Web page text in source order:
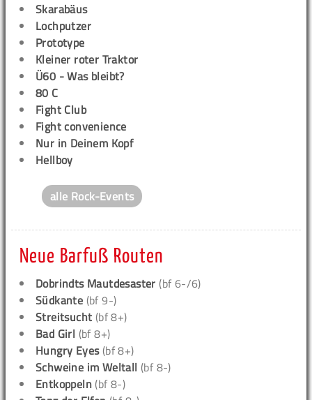
Skarabäus
Lochputzer
Prototype
Kleiner roter Traktor
Ü60 - Was bleibt?
80 C
Fight Club
Fight convenience
Nur in Deinem Kopf
Hellboy
alle Rock-Events
Neue Barfuß Routen
Dobrindts Mautdesaster (bf 6-/6)
Südkante (bf 9-)
Streitsucht (bf 8+)
Bad Girl (bf 8+)
Hungry Eyes(bf 8+)
Schweine im Weltall (bf 8-)
Entkoppeln (bf 8-)